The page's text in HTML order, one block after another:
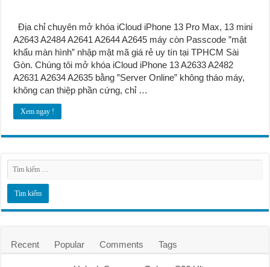
Địa chỉ chuyên mở khóa iCloud iPhone 13 Pro Max, 13 mini
A2643 A2484 A2641 A2644 A2645 máy còn Passcode ”mật
khẩu màn hình” nhập mật mã giá rẻ uy tín tại TPHCM Sài
Gòn. Chúng tôi mở khóa iCloud iPhone 13 A2633 A2482
A2631 A2634 A2635 bằng ”Server Online” không tháo máy,
không can thiệp phần cứng, chỉ …
Xem ngay !
Recent Popular Comments Tags